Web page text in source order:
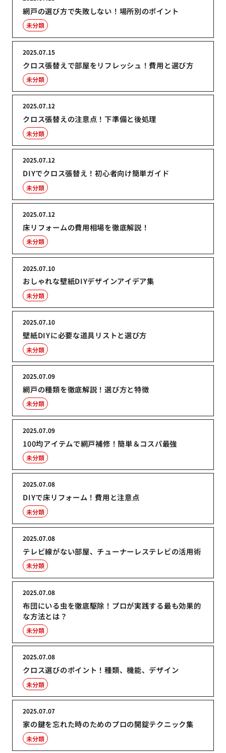
網戸の選び方で失敗しない！場所別のポイント
未分類
クロス張替えで部屋をリフレッシュ！費用と選び方
2025.07.15
未分類
クロス張替えの注意点！下準備と後処理
2025.07.12
未分類
DIYでクロス張替え！初心者向け簡単ガイド
2025.07.12
未分類
床リフォームの費用相場を徹底解説！
2025.07.12
未分類
おしゃれな壁紙DIYデザインアイデア集
2025.07.10
未分類
壁紙DIYに必要な道具リストと選び方
2025.07.10
未分類
網戸の種類を徹底解説！選び方と特徴
2025.07.09
未分類
100均アイテムで網戸補修！簡単＆コスパ最強
2025.07.09
未分類
DIYで床リフォーム！費用と注意点
2025.07.08
未分類
テレビ線がない部屋、チューナーレステレビの活用術
2025.07.08
未分類
布団にいる虫を徹底駆除！プロが実践する最も効果的
な方法とは？
2025.07.08
未分類
クロス選びのポイント！種類、機能、デザイン
2025.07.08
未分類
家の鍵を忘れた時のためのプロの開錠テクニック集
2025.07.07
未分類